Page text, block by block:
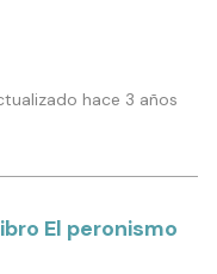
hace 3 años
El peronismo